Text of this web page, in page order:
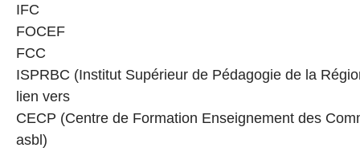
IFC
FOCEF
FCC
ISPRBC (Institut Supérieur de Pédagogie de la
lien vers
CECP (Centre de Formation Enseignement des
asbl)